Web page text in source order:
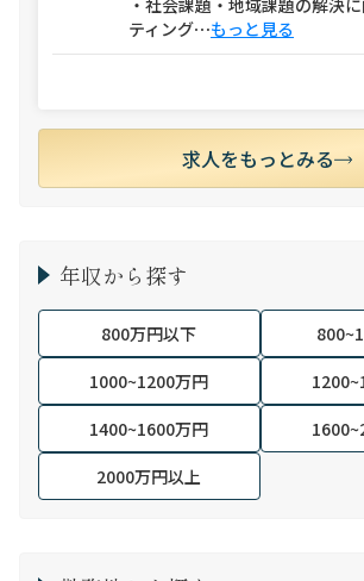
・社会課題・地域課題の解決
ティング⋯もっと見る
求人をもっとみる
年収から探す
800万円以下
1000~1200万円
1400~1600万円
2000万円以上